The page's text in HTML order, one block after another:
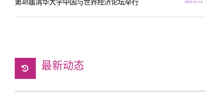
2025.01.14
第48届清华大学中国与世界经济论坛举行
最新动态